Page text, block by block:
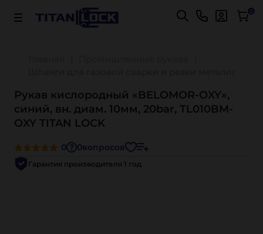
Важно! Для оплаты заказов Подробнее 0
Рукав кислородный «BELOMOR-OXY»,
синий, вн. диам. 10мм, 20bar, TL010BM-
OXY TITAN LOCK
0 0вопросов
Гарантия производителя 1 год